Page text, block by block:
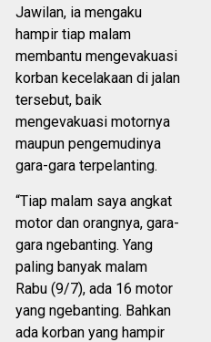
Jawilan, ia mengaku
hampir tiap malam
membantu mengevakuasi
korban kecelakaan di jalan
tersebut, baik
mengevakuasi motornya
maupun pengemudinya
gara-gara terpelanting.
“Tiap malam saya angkat
motor dan orangnya, gara-
gara ngebanting. Yang
paling banyak malam
Rabu (9/7), ada 16 motor
yang ngebanting. Bahkan
ada korban yang hampir